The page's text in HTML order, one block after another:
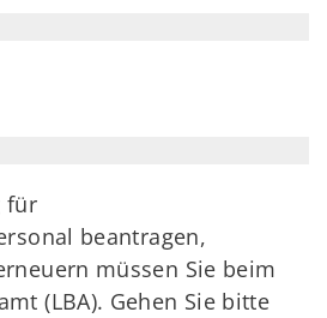
für
beantragen,
müssen Sie beim
(LBA). Gehen Sie bitte